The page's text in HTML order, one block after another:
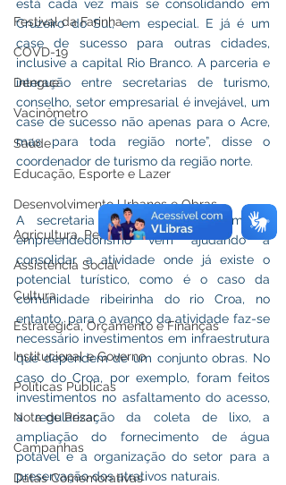
Festival da Farinha
COVD-19
Dengue
Vacinômetro
Saúde
Educação, Esporte e Lazer
Desenvolvimento Urbanos e Obras
Agricultura, Pesca e Abastecimento
Assistência Social
Cultura
Estratégica, Orçamento e Finanças
Institucional e Governo
Políticas Públicas
Nota de Pesar
Campanhas
Datas Comemorativas
está cada vez mais se consolidando em
Cruzeiro do Sul, em especial. E já é um
case de sucesso para outras cidades,
inclusive a capital Rio Branco. A parceria e
interação entre secretarias de turismo,
conselho, setor empresarial é invejável, um
case de sucesso não apenas para o Acre,
mas para toda região norte”, disse o
coordenador de turismo da região norte.
A secretaria municipal de turismo e
empreendedorismo vem ajudando a
consolidar a atividade onde já existe o
potencial turístico, como é o caso da
comunidade ribeirinha do rio Croa, no
entanto, para o avanço da atividade faz-se
necessário investimentos em infraestrutura
que dependem de um conjunto obras. No
caso do Croa, por exemplo, foram feitos
investimentos no asfaltamento do acesso,
a regularização da coleta de lixo, a
ampliação do fornecimento de água
potável e a organização do setor para a
preservação dos atrativos naturais.